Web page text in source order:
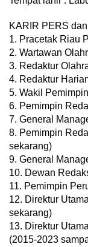
KARIR PERS
1. Pracetak Riau
2. Wartawan
3. Redaktur
4. Redaktur
5. Wakil
6. Pemimpin
7. General
8. Pemimpin
sekarang)
9. General
10. Dewan
11. Pemimpin
12. Direktur
sekarang)
13. Direktur
(2015-2023